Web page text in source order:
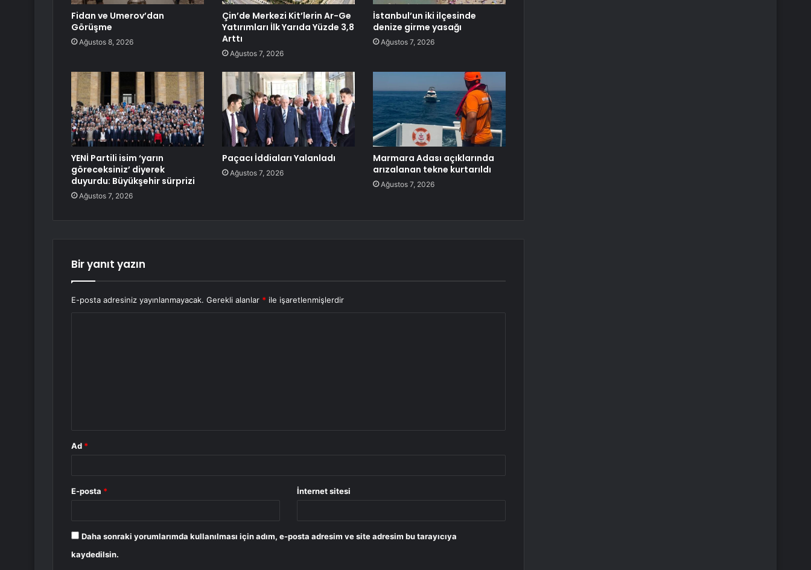
Fidan ve Umerov’dan
Görüşme
Ağustos 8, 2026
Çin’de Merkezi Kit’lerin Ar-Ge
Yatırımları İlk Yarıda Yüzde 3,8
Arttı
Ağustos 7, 2026
İstanbul’un iki ilçesinde
denize girme yasağı
Ağustos 7, 2026
YENİ Partili isim ‘yarın
göreceksiniz’ diyerek
duyurdu: Büyükşehir sürprizi
Ağustos 7, 2026
Paçacı İddiaları Yalanladı
Ağustos 7, 2026
Marmara Adası açıklarında
arızalanan tekne kurtarıldı
Ağustos 7, 2026
Bir yanıt yazın
E-posta adresiniz yayınlanmayacak. Gerekli alanlar * ile işaretlenmişlerdir
Ad *
E-posta * İnternet sitesi
Daha sonraki yorumlarımda kullanılması için adım, e-posta adresim ve site adresim bu tarayıcıya
kaydedilsin.